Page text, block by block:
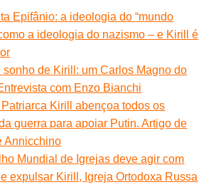
Epifânio: a ideologia do “mundo
a ideologia do nazismo – e Kirill é
sonho de Kirill: um Carlos Magno do
com Enzo Bianchi
Patriarca Kirill abençoa todos os
guerra para apoiar Putin. Artigo de
Annicchino
Mundial de Igrejas deve agir com
expulsar Kirill, Igreja Ortodoxa Russa